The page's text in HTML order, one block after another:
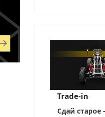
Trade-in
Сдай